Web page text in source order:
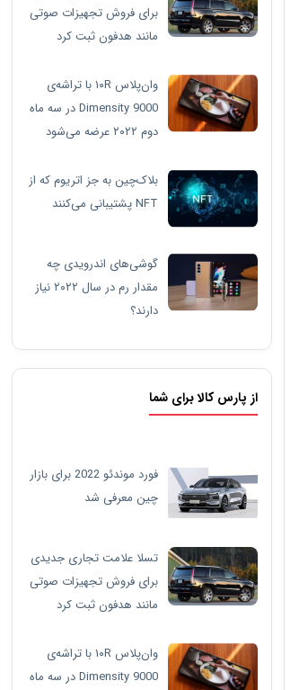
برای فروش تجهیزات صوتی
مانند هدفون ثبت کرد
وان‌پلاس ۱۰R با تراشه‌ی
Dimensity 9000 در سه ماه
دوم ۲۰۲۲ عرضه می‌شود
بلاک‌چین به جز اتریوم که از
NFT پشتیبانی می‌کنند
گوشی‌های اندرویدی چه
مقدار رم در سال ۲۰۲۲ نیاز
دارند؟
از پارس کالا برای شما
فورد موندئو 2022 برای بازار
چین معرفی شد
تسلا علامت تجاری جدیدی
برای فروش تجهیزات صوتی
مانند هدفون ثبت کرد
وان‌پلاس ۱۰R با تراشه‌ی
Dimensity 9000 در سه ماه